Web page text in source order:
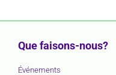
Que faisons-nous?
Événements